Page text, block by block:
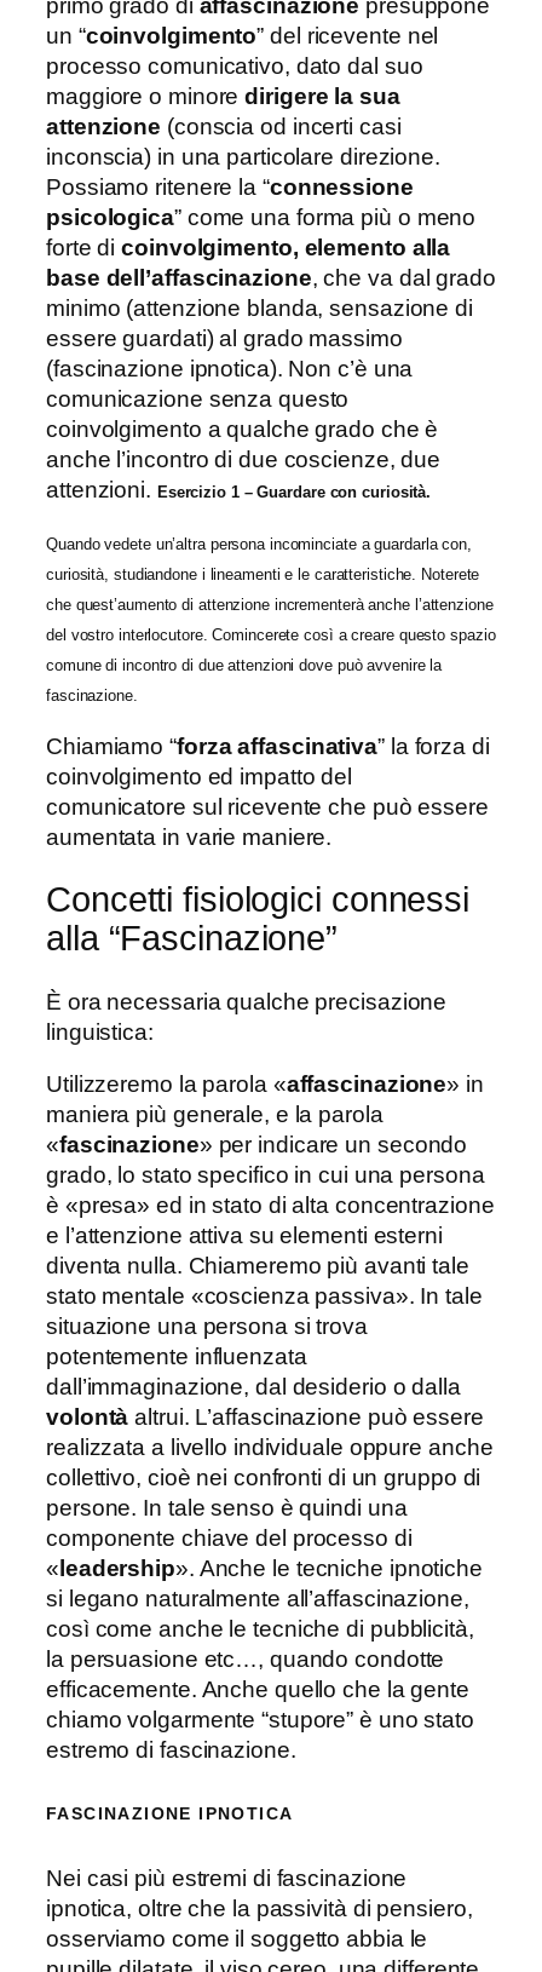
un “coinvolgimento” del ricevente nel
processo comunicativo, dato dal suo
maggiore o minoredirigere la sua
attenzione (conscia od incerti casi
inconscia) in una particolare direzione.
Possiamo ritenere la “connessione
psicologica” come una forma più o meno
forte dicoinvolgimento, elemento alla
base dell’affascinazione, che va dal grado
minimo (attenzione blanda, sensazione di
essere guardati) al grado massimo
(fascinazione ipnotica). Non c’è una
comunicazione senza questo
coinvolgimento a qualche grado che è
anche l’incontro di due coscienze, due
attenzioni. Esercizio 1 – Guardare con curiosità.
Quando vedete un’altra persona incominciate a guardarla con,
curiosità, studiandone i lineamenti e le caratteristiche. Noterete
che quest’aumento di attenzione incrementerà anche l’attenzione
del vostro interlocutore. Comincerete così a creare questo spazio
comune di incontro di due attenzioni dove può avvenire la
fascinazione.
Chiamiamo “forza affascinativa” la forza di
coinvolgimento ed impatto del
comunicatore sul ricevente che può essere
aumentata in varie maniere.
Concetti fisiologici connessi
alla “Fascinazione”
È ora necessaria qualche precisazione
linguistica:
Utilizzeremo la parola «affascinazione» in
maniera più generale, e la parola
«fascinazione» per indicare un secondo
grado, lo stato specifico in cui una persona
è «presa» ed in stato di alta concentrazione
e l’attenzione attiva su elementi esterni
diventa nulla. Chiameremo più avanti tale
stato mentale «coscienza passiva». In tale
situazione una persona si trova
potentemente influenzata
dall’immaginazione, dal desiderio o dalla
volontà altrui. L’affascinazione può essere
realizzata a livello individuale oppure anche
collettivo, cioè nei confronti di un gruppo di
persone. In tale senso è quindi una
componente chiave del processo di
« leadership». Anche le tecniche ipnotiche
si legano naturalmente all’affascinazione,
così come anche le tecniche di pubblicità,
la persuasione etc…, quando condotte
efficacemente. Anche quello che la gente
chiamo volgarmente “stupore” è uno stato
estremo di fascinazione.
FASCINAZIONE IPNOTICA
Nei casi più estremi di fascinazione
ipnotica, oltre che la passività di pensiero,
osserviamo come il soggetto abbia le